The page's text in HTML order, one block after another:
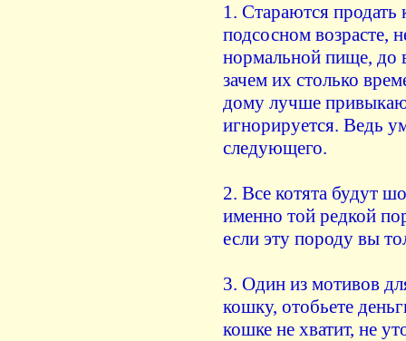
1. Стараются продать
подсосном возрасте,
нормальной пище, до
зачем их столько
дому лучше
игнорируется. Ведь
следующего.
2. Все котята будут
именно той редкой
если эту породу вы
3. Один из мотивов
кошку, отобьете
кошке не хватит, не